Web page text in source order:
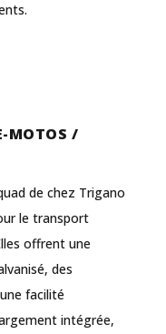
MOTOS /
de chez Trigano
le transport
offrent une
des
facilité
intégrée,